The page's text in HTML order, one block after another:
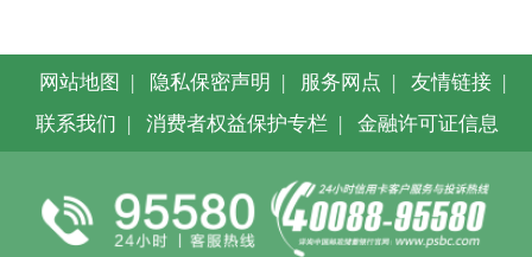
网站地图 | 隐私保密声明 | 服务网点 | 友情链接 |
联系我们 | 消费者权益保护专栏 | 金融许可证信息